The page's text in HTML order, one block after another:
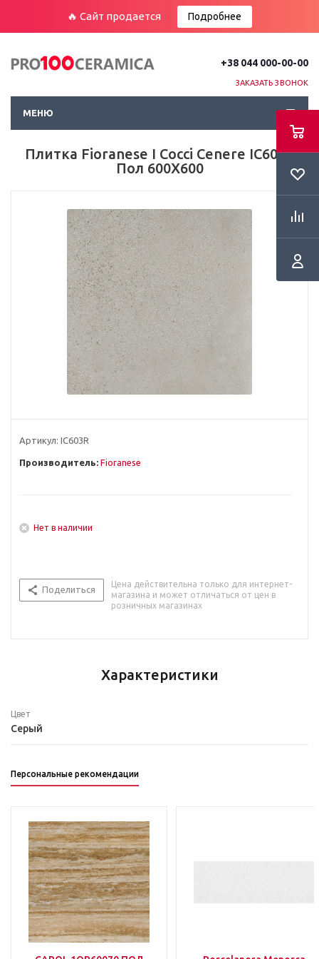
🔥 Сайт продается Подробнее
+38 044 000-00-00
ЗАКАЗАТЬ ЗВОНОК
МЕНЮ
Плитка Fioranese I Cocci Cenere IC603R
Пол 600Х600
Артикул: IC603R
Производитель: Fioranese
Нет в наличии
Поделиться
Цена действительна только для интернет-
магазина и может отличаться от цен в
розничных магазинах
Характеристики
Цвет
Серый
Персональные рекомендации